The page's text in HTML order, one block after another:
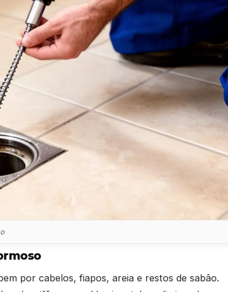
por cabelos, fiapos, areia e restos de sabão.